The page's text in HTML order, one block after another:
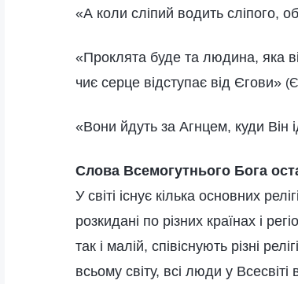
«А коли сліпий водить сліпого,
«Проклята буде та людина, яка
чиє серце відступає від Єгови»
«Вони йдуть за Агнцем, куди Він
Слова Всемогутнього Бога
У світі існує кілька основних
розкидані по різних країнах і
так і малій, співіснують різні
всьому світу, всі люди у